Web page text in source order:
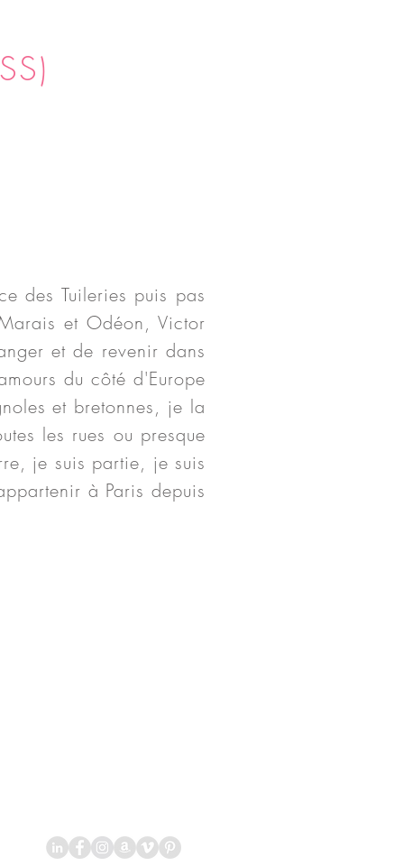
des Tuileries puis pas
et Odéon, Victor
et de revenir dans
du côté d'Europe
et bretonnes, je la
les rues ou presque
je suis partie, je suis
à Paris depuis